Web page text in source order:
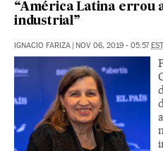
“América Latina errou
industrial”
IGNACIO FARIZA | NOV 06, 2019 - 05:57EST